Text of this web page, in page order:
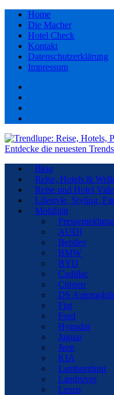
Home
Die Macher
Hotel Check
Kontakt
Datenschutzerklärung
Impressum
Blog
Reise, Hotels &
Reise und Hotel
Lifestyle, Styling,
Mobilität
AUDI
Bentley
BMW
BYD
Cadillac
Citroen
DS
Fiat
Ford
Hyundai
Jaguar
Jeep
KIA
Lamborghini
Landrover
Lexus